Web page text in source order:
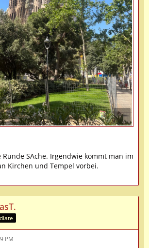
SAche. Irgendwie kommt man im
Kirchen und Tempel vorbei.
PM